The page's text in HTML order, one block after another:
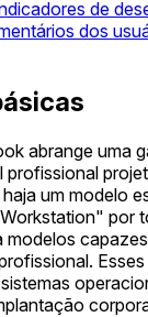
de
dos
abrange uma
profissional
um modelo
por
modelos